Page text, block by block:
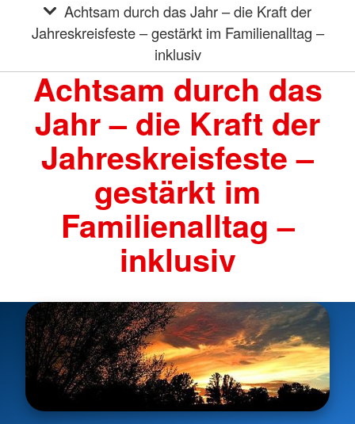
Achtsam durch das Jahr – die Kraft der
Jahreskreisfeste – gestärkt im Familienalltag –
inklusiv
Achtsam durch das
Jahr – die Kraft der
Jahreskreisfeste –
gestärkt im
Familienalltag –
inklusiv